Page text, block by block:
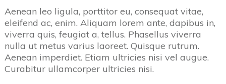
Aenean leo ligula, porttitor eu, consequat vitae,
eleifend ac, enim. Aliquam lorem ante, dapibus in,
viverra quis, feugiat a, tellus. Phasellus viverra
nulla ut metus varius laoreet. Quisque rutrum.
Aenean imperdiet. Etiam ultricies nisi vel augue.
Curabitur ullamcorper ultricies nisi.